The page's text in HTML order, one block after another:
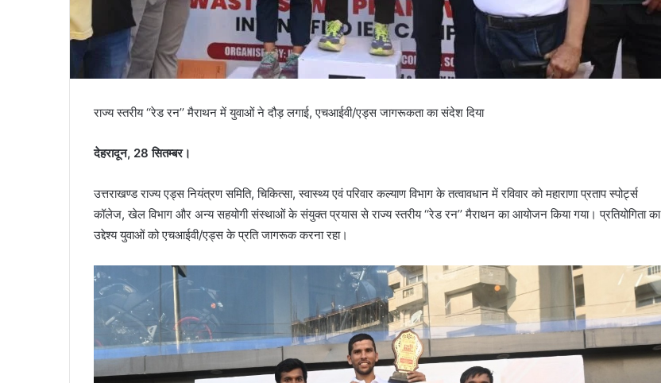
राज्य स्तरीय ‘‘रेड रन’’ मैराथन में युवाओं ने दौड़ लगाई, एचआईवी/एड्स जागरूकता का संदेश दिया
देहरादून, 28 सितम्बर।
उत्तराखण्ड राज्य एड्स नियंत्रण समिति, चिकित्सा, स्वास्थ्य एवं परिवार कल्याण विभाग के तत्वावधान में रविवार को महाराणा प्रताप स्पोर्ट्स
कॉलेज, खेल विभाग और अन्य सहयोगी संस्थाओं के संयुक्त प्रयास से राज्य स्तरीय ‘‘रेड रन’’ मैराथन का आयोजन किया गया। प्रतियोगिता का
उद्देश्य युवाओं को एचआईवी/एड्स के प्रति जागरूक करना रहा।